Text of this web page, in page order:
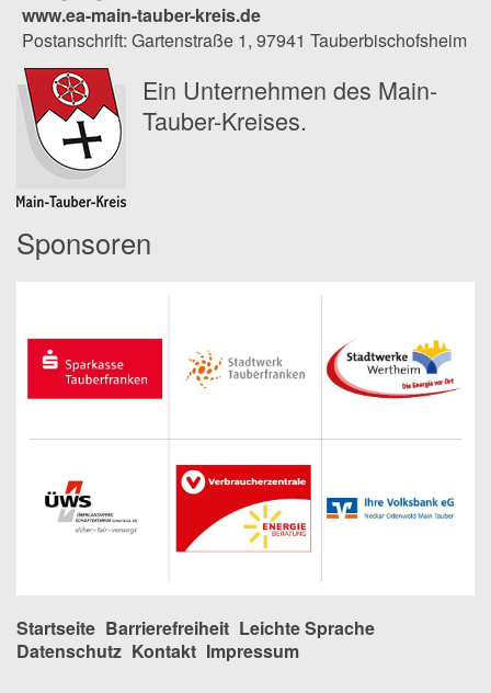
www.ea-main-tauber-kreis.de
Postanschrift: Gartenstraße 1, 97941 Tauberbischofsheim
Ein Unternehmen des Main-
Tauber-Kreises.
Sponsoren
Startseite Barrierefreiheit Leichte Sprache
Datenschutz Kontakt Impressum